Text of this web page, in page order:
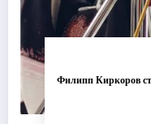
Филипп Киркоров